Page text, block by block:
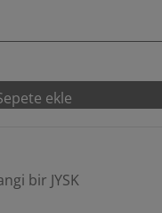
ekle
bir JYSK